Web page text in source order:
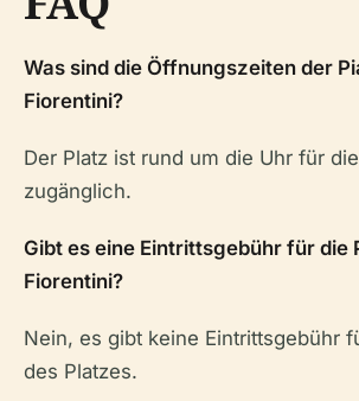
Was sind die Öffnungszeiten der
Fiorentini?
Der Platz ist rund um die Uhr für
zugänglich.
Gibt es eine Eintrittsgebühr für die
Fiorentini?
Nein, es gibt keine Eintrittsgebühr
des Platzes.